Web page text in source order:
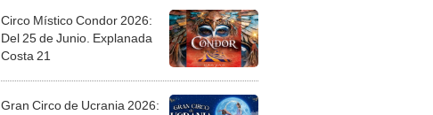
Circo Místico Condor 2026:
Del 25 de Junio. Explanada
Costa 21
Gran Circo de Ucrania 2026: